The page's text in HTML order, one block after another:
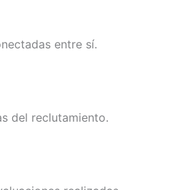
entre sí.
del reclutamiento.